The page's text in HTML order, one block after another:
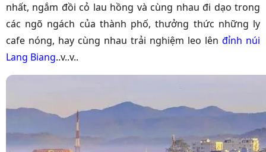
nhất, ngắm đồi cỏ lau hồng và cùng nhau đi dạo trong
các ngõ ngách của thành phố, thưởng thức những ly
cafe nóng, hay cùng nhau trải nghiệm leo lên đỉnh núi
Lang Biang..v..v..